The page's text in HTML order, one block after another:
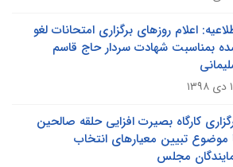
اعلام روزهای برگزاری امتحانات لغو
بمناسبت شهادت سردار حاج قاسم
کارگاه بصیرت افزایی حلقه صالحین
تبیین معیارهای انتخاب
مجلس